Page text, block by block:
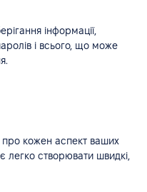
інформації,
і всього, що може
кожен аспект ваших
легко створювати швидкі,